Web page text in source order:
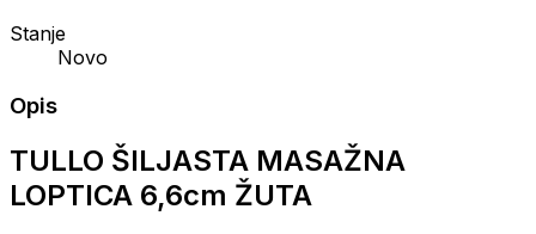
Stanje
Novo
Opis
TULLO ŠILJASTA MASAŽNA
LOPTICA 6,6cm ŽUTA